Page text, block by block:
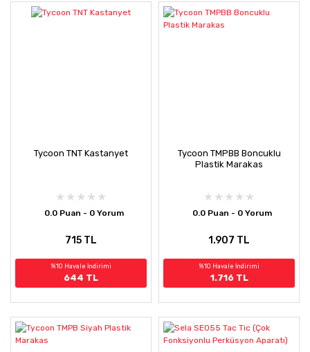
Tycoon TNT Kastanyet
0.0 Puan - 0 Yorum
715 TL
%10 Havale İndirimi
644 TL
Tycoon TMPBB Boncuklu
Plastik Marakas
0.0 Puan - 0 Yorum
1.907 TL
%10 Havale İndirimi
1.716 TL